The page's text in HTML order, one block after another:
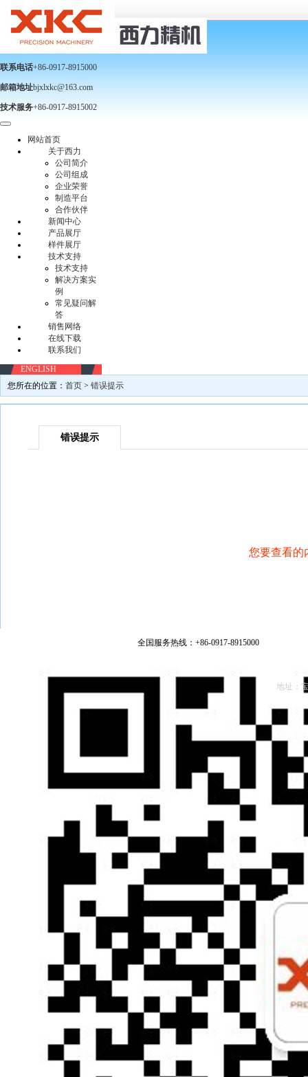
联系电话+86-0917-8915000
邮箱地址bjxlxkc@163.com
技术服务+86-0917-8915002
网站首页
关于西力
公司简介
公司组成
企业荣誉
制造平台
合作伙伴
新闻中心
产品展厅
样件展厅
技术支持
技术支持
解决方案实
例
常见疑问解
答
销售网络
在线下载
联系我们
ENGLISH
您所在的位置： 首页 > 错误提示
错误提示
您要查看的
全国服务热线：+86-0917-8915000
地址：